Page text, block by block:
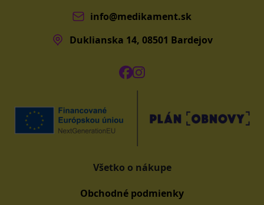
info@medikament.sk
Duklianska 14, 08501 Bardejov
Všetko o nákupe
Obchodné podmienky